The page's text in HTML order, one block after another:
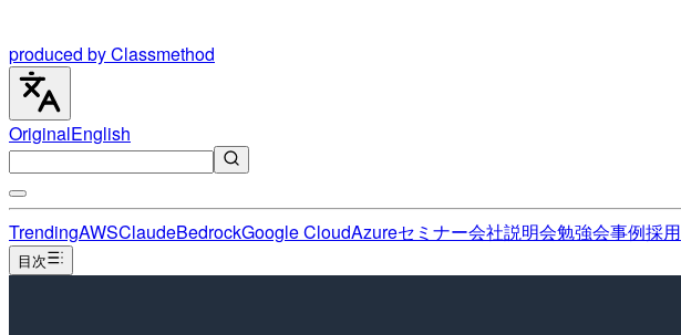
produced by Classmethod
OriginalEnglish
TrendingAWSClaudeBedrockGoogle CloudAzureセミナー会社説明会勉強会事例採用
目次